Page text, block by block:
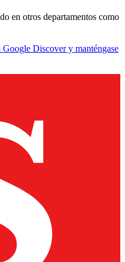
en otros departamentos como
Discover y manténgase